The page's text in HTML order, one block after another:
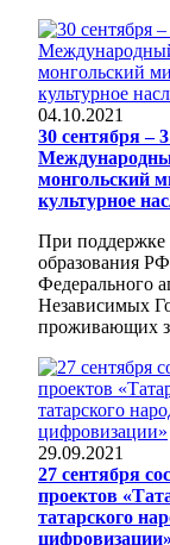
04.10.2021
30 сентября –
монгольский
культурное
При поддержке
образования
Федерального
Независимых
проживающих
29.09.2021
27 сентября
проектов
татарского
цифровизации»